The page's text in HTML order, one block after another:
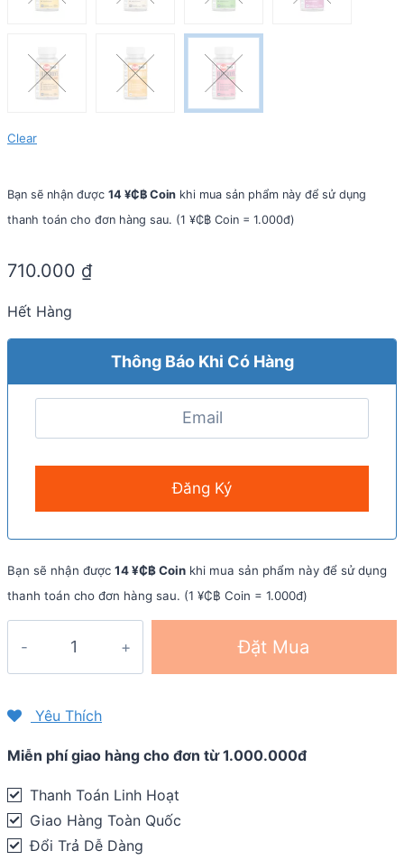
Clear
Bạn sẽ nhận được 14 ¥₵฿ Coin khi mua sản phẩm này để sử dụng
thanh toán cho đơn hàng sau. (1 ¥₵฿ Coin = 1.000đ)
710.000 ₫
Hết Hàng
Thông Báo Khi Có Hàng
Bạn sẽ nhận được 14 ¥₵฿ Coin khi mua sản phẩm này để sử dụng
thanh toán cho đơn hàng sau. (1 ¥₵฿ Coin = 1.000đ)
điện
SaltStick
Fastchews
(hộp
60
Đặt Mua
Yêu Thích
Miễn phí giao hàng cho đơn từ 1.000.000đ
Thanh Toán Linh Hoạt
Giao Hàng Toàn Quốc
Đổi Trả Dễ Dàng